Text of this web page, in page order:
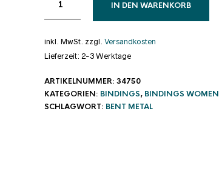
IN DEN WARENKORB
inkl. MwSt. zzgl. Versandkosten
Lieferzeit: 2-3 Werktage
ARTIKELNUMMER: 34750
KATEGORIEN: BINDINGS, BINDINGS WOMEN
SCHLAGWORT: BENT METAL